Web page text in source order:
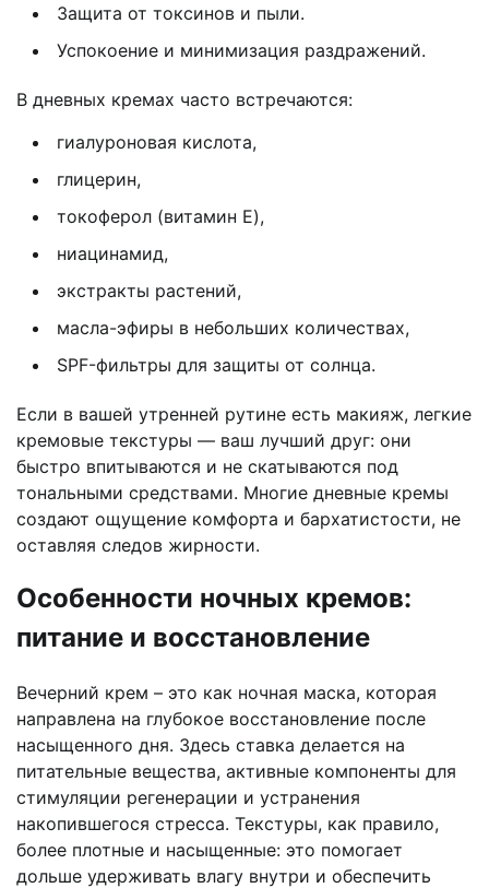
Защита от токсинов и пыли.
Успокоение и минимизация раздражений.
В дневных кремах часто встречаются:
гиалуроновая кислота,
глицерин,
токоферол (витамин E),
ниацинамид,
экстракты растений,
масла-эфиры в небольших количествах,
SPF-фильтры для защиты от солнца.
Если в вашей утренней рутине есть макияж, легкие
кремовые текстуры — ваш лучший друг: они
быстро впитываются и не скатываются под
тональными средствами. Многие дневные кремы
создают ощущение комфорта и бархатистости, не
оставляя следов жирности.
Особенности ночных кремов:
питание и восстановление
Вечерний крем – это как ночная маска, которая
направлена на глубокое восстановление после
насыщенного дня. Здесь ставка делается на
питательные вещества, активные компоненты для
стимуляции регенерации и устранения
накопившегося стресса. Текстуры, как правило,
более плотные и насыщенные: это помогает
дольше удерживать влагу внутри и обеспечить